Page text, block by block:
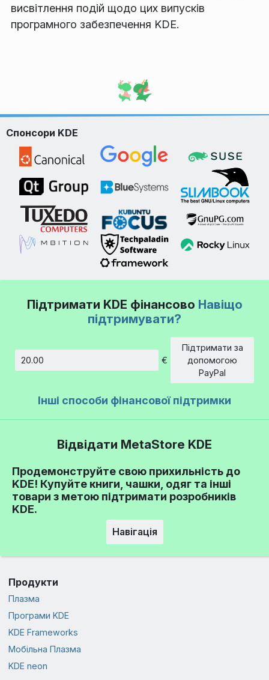
висвітлення подій щодо цих випусків
програмного забезпечення KDE.
Спонсори KDE
Підтримати KDE фінансово Навіщо
підтримувати?
€
Підтримати за
допомогою
PayPal
Інші способи фінансової підтримки
Відвідати MetaStore KDE
Продемонструйте свою прихильність до
KDE! Купуйте книги, чашки, одяг та інші
товари з метою підтримати розробників
KDE.
Навігація
Продукти
Плазма
Програми KDE
KDE Frameworks
Мобільна Плазма
KDE neon